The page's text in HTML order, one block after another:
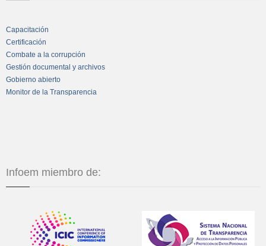
Capacitación
Certificación
Combate a la corrupción
Gestión documental y archivos
Gobierno abierto
Monitor de la Transparencia
Infoem miembro de: